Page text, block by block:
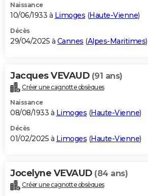
Naissance
10/06/1933 à Limoges (Haute-Vienne)
Décès
29/04/2025 à Cannes (Alpes-Maritimes)
Jacques VEVAUD (91 ans)
Créer une cagnotte obsèques
Naissance
08/08/1933 à Limoges (Haute-Vienne)
Décès
01/02/2025 à Limoges (Haute-Vienne)
Jocelyne VEVAUD (84 ans)
Créer une cagnotte obsèques